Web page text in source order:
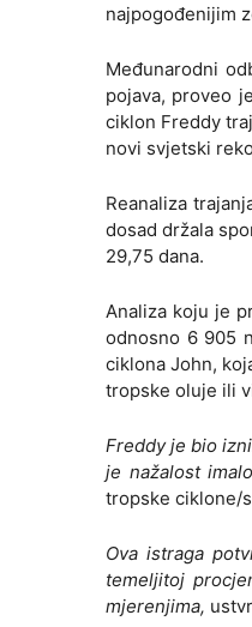
najpogođenijim
Međunarodni
pojava, proveo
ciklon Freddy
novi svjetski
Reanaliza
dosad držala
29,75 dana.
Analiza koju je
odnosno 6 905
ciklona John,
tropske oluje ili
Freddy je bio
je nažalost
tropske ciklone/
Ova istraga
temeljitoj
mjerenjima,